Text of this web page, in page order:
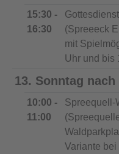
15:30 -
16:30
(Spreeeck
mit
Uhr und bis
13. Sonntag
10:00 -
11:00
Spreequell-
Variante bei